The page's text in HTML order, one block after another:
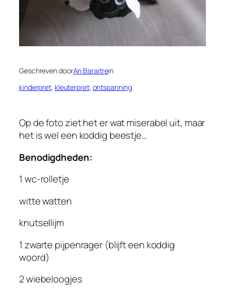
Geschreven doorAn Baraitrein
kinderpret, kleuterpret, ontspanning
Op de foto ziet het er wat miserabel uit, maar
het is wel een koddig beestje…
Benodigdheden:
1 wc-rolletje
witte watten
knutsellijm
1 zwarte pijpenrager (blijft een koddig
woord)
2 wiebeloogjes